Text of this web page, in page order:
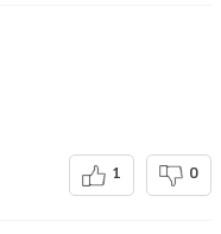
1 0